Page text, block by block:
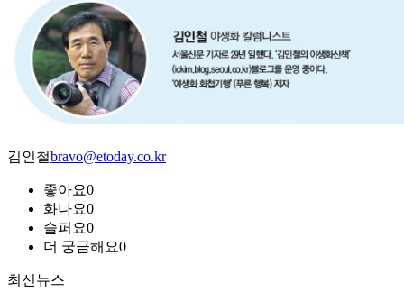
김인철bravo@etoday.co.kr
좋아요0
화나요0
슬퍼요0
더 궁금해요0
최신뉴스